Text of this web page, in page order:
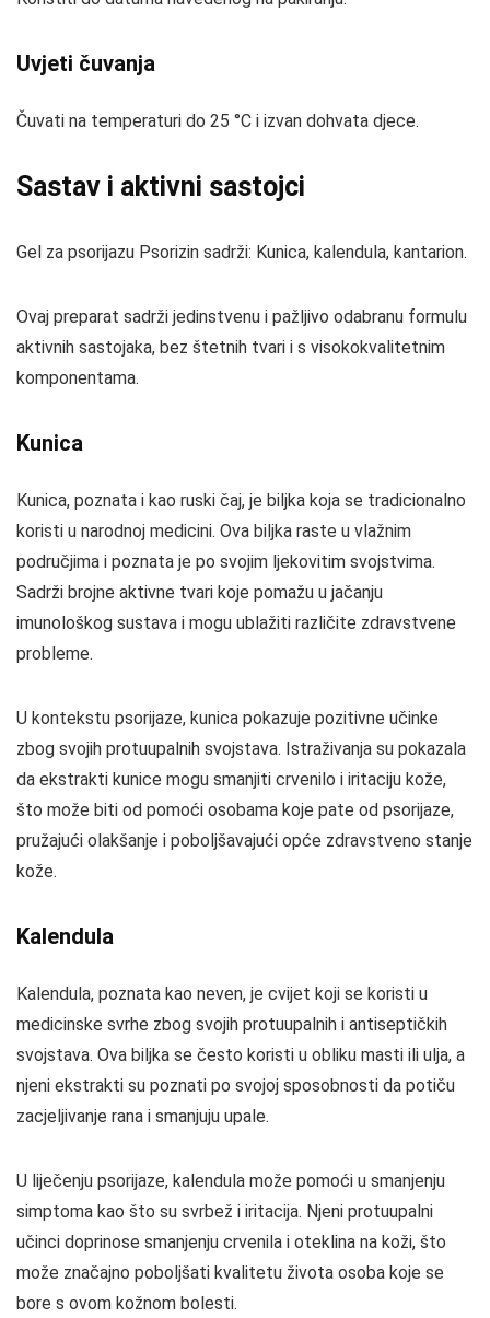
Uvjeti čuvanja
Čuvati na temperaturi do 25 °C i izvan dohvata djece.
Sastav i aktivni sastojci
Gel za psorijazu Psorizin sadrži: Kunica, kalendula, kantarion.
Ovaj preparat sadrži jedinstvenu i pažljivo odabranu formulu
aktivnih sastojaka, bez štetnih tvari i s visokokvalitetnim
komponentama.
Kunica
Kunica, poznata i kao ruski čaj, je biljka koja se tradicionalno
koristi u narodnoj medicini. Ova biljka raste u vlažnim
područjima i poznata je po svojim ljekovitim svojstvima.
Sadrži brojne aktivne tvari koje pomažu u jačanju
imunološkog sustava i mogu ublažiti različite zdravstvene
probleme.
U kontekstu psorijaze, kunica pokazuje pozitivne učinke
zbog svojih protuupalnih svojstava. Istraživanja su pokazala
da ekstrakti kunice mogu smanjiti crvenilo i iritaciju kože,
što može biti od pomoći osobama koje pate od psorijaze,
pružajući olakšanje i poboljšavajući opće zdravstveno stanje
kože.
Kalendula
Kalendula, poznata kao neven, je cvijet koji se koristi u
medicinske svrhe zbog svojih protuupalnih i antiseptičkih
svojstava. Ova biljka se često koristi u obliku masti ili ulja, a
njeni ekstrakti su poznati po svojoj sposobnosti da potiču
zacjeljivanje rana i smanjuju upale.
U liječenju psorijaze, kalendula može pomoći u smanjenju
simptoma kao što su svrbež i iritacija. Njeni protuupalni
učinci doprinose smanjenju crvenila i oteklina na koži, što
može značajno poboljšati kvalitetu života osoba koje se
bore s ovom kožnom bolesti.